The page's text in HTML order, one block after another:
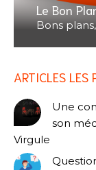
Le Bon
Bons
ARTICLES LES
Une
son
Virgule